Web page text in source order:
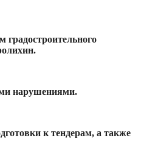
градостроительного
нарушениями.
к тендерам, а также